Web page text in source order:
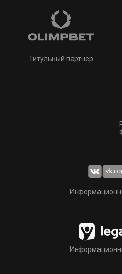
Титульный партнер